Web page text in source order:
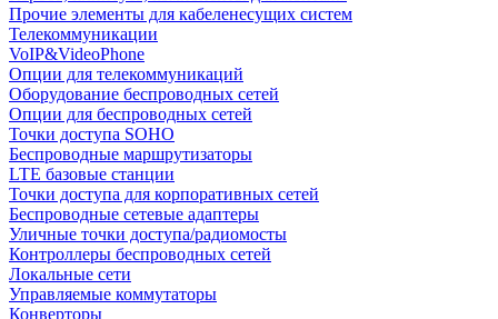
Прочие элементы для кабеленесущих систем
Телекоммуникации
VoIP&VideoPhone
Опции для телекоммуникаций
Оборудование беспроводных сетей
Опции для беспроводных сетей
Точки доступа SOHO
Беспроводные маршрутизаторы
LTE базовые станции
Точки доступа для корпоративных сетей
Беспроводные сетевые адаптеры
Уличные точки доступа/радиомосты
Контроллеры беспроводных сетей
Локальные сети
Управляемые коммутаторы
Конверторы